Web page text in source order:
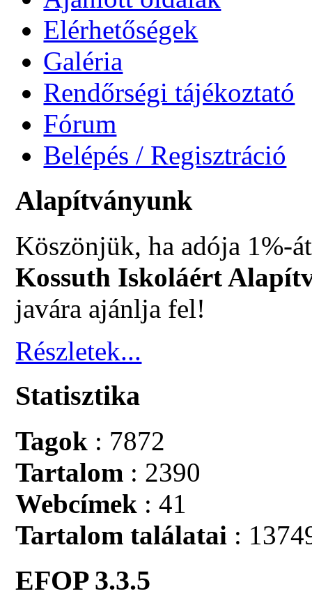
Elérhetőségek
Galéria
Rendőrségi tájékoztató
Fórum
Belépés / Regisztráció
Alapítványunk
Köszönjük, ha adója 1%-
Kossuth Iskoláért
javára ajánlja fel!
Részletek...
Statisztika
Tagok : 7872
Tartalom : 2390
Webcímek : 41
Tartalom találatai :
EFOP 3.3.5